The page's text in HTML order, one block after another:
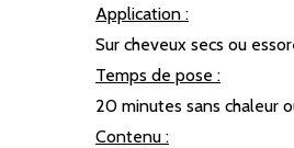
Application :
Sur cheveux secs ou
Temps de pose :
20 minutes sans chaleur
Contenu :